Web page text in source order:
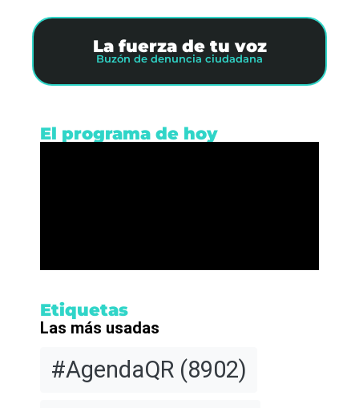
La fuerza de tu voz
Buzón de denuncia ciudadana
El programa de hoy
Etiquetas
Las más usadas
#AgendaQR (8902)